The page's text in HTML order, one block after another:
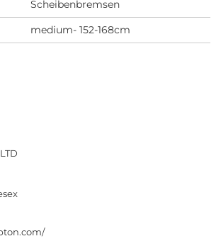
Scheibenbremsen
medium- 152-168cm